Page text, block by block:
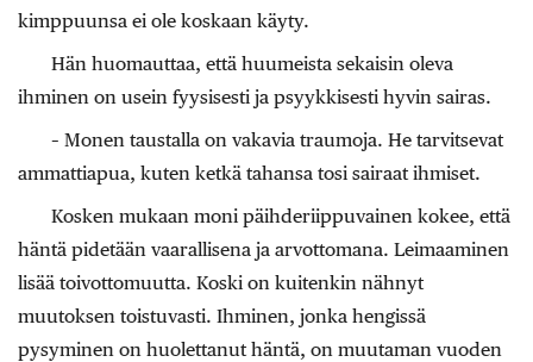
kimppuunsa ei ole koskaan käyty.
Hän huomauttaa, että huumeista sekaisin oleva
ihminen on usein fyysisesti ja psyykkisesti hyvin sairas.
– Monen taustalla on vakavia traumoja. He tarvitsevat
ammattiapua, kuten ketkä tahansa tosi sairaat ihmiset.
Kosken mukaan moni päihderiippuvainen kokee, että
häntä pidetään vaarallisena ja arvottomana. Leimaaminen
lisää toivottomuutta. Koski on kuitenkin nähnyt
muutoksen toistuvasti. Ihminen, jonka hengissä
pysyminen on huolettanut häntä, on muutaman vuoden